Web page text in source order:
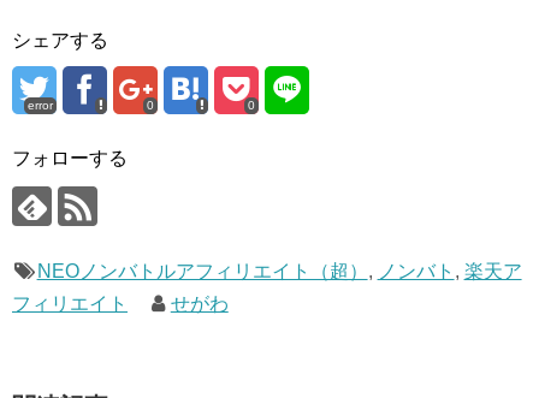
シェアする
error 0 0
フォローする
NEOノンバトルアフィリエイト（超） , ノンバト , 楽天ア
フィリエイト
せがわ